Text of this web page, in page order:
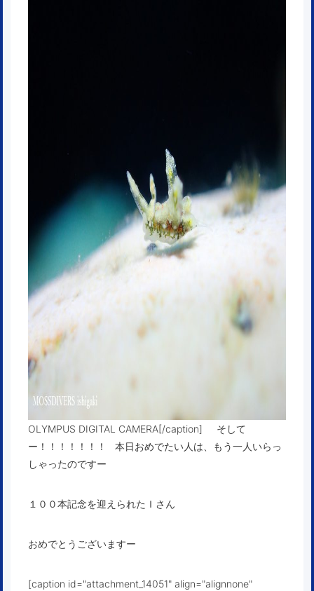
OLYMPUS DIGITAL CAMERA[/caption] そして
ー！！！！！！！ 本日おめでたい人は、もう一人いらっ
しゃったのですー
１００本記念を迎えられたＩさん
おめでとうございますー
[caption id="attachment_14051" align="alignnone"